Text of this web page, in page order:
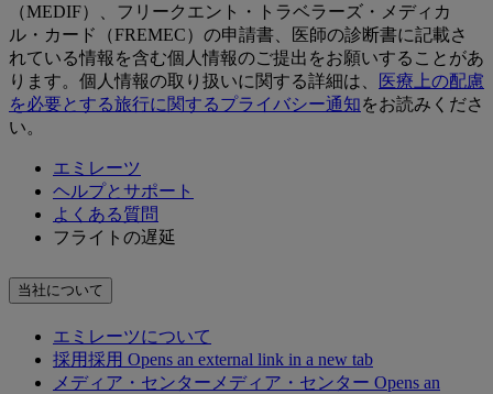
（MEDIF）、フリークエント・トラベラーズ・メディカ
ル・カード（FREMEC）の申請書、医師の診断書に記載さ
れている情報を含む個人情報のご提出をお願いすることがあ
ります。個人情報の取り扱いに関する詳細は、
医療上の配慮
を必要とする旅行に関するプライバシー通知をお読みくださ
い。
エミレーツ
ヘルプとサポート
よくある質問
フライトの遅延
当社について
エミレーツについて
採用採用 Opens an external link in a new tab
メディア・センター メディア・センター Opens an